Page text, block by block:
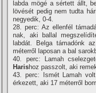
labda mögé a sértett állt,
lövését pedig nem tudta
negyedik, 0-4.
28. perc: Az ellenfél
nak, aki ballal
labdát. Belga támadónk
méterről laposan a bal
40. perc: Lamah
Harishoz passzolt, aki
43. perc: Ismét Lamah
érkezett, aki 17 méterről